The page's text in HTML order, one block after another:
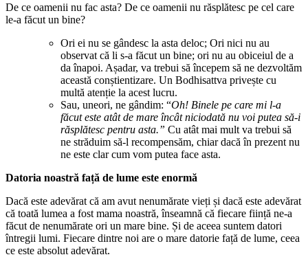
De ce oamenii nu fac asta? De ce oamenii nu răsplătesc pe cel care
le-a făcut un bine?
Ori ei nu se gândesc la asta deloc; Ori nici nu au
observat că li s-a făcut un bine; ori nu au obiceiul de a
da înapoi. Așadar, va trebui să începem să ne dezvoltăm
această conștientizare. Un Bodhisattva privește cu
multă atenție la acest lucru.
Sau, uneori, ne gândim: “Oh! Binele pe care mi l-a
făcut este atât de mare încât niciodată nu voi putea să-i
răsplătesc pentru asta.” Cu atât mai mult va trebui să
ne străduim să-l recompensăm, chiar dacă în prezent nu
ne este clar cum vom putea face asta.
Datoria noastră față de lume este enormă
Dacă este adevărat că am avut nenumărate vieți și dacă este adevărat
că toată lumea a fost mama noastră, înseamnă că fiecare ființă ne-a
făcut de nenumărate ori un mare bine. Și de aceea suntem datori
întregii lumi. Fiecare dintre noi are o mare datorie față de lume, ceea
ce este absolut adevărat.